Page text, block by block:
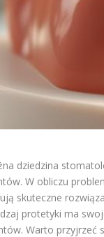
dziedzina
W obliczu
skuteczne
protetyki ma
Warto